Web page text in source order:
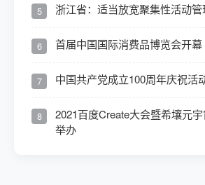
5 浙江省：适当放宽聚集性活动管
6 首届中国国际消费品博览会开
7 中国共产党成立100周年庆祝活
8
2021百度Create大会暨希壤元
举办